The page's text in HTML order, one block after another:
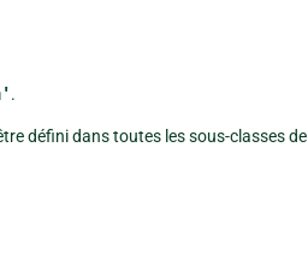
.
défini dans toutes les sous-classes de